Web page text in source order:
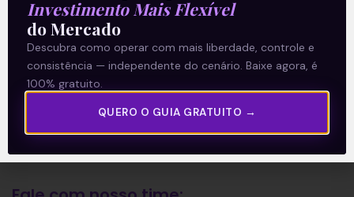
Explore
Artigos
E Eu Com Isso?
Vídeos no Youtube
Investimento Mais Flexível
do Mercado
Descubra como operar com mais liberdade, controle e
consistência — independente do cenário. Baixe agora, é
100% gratuito.
QUERO O GUIA GRATUITO →